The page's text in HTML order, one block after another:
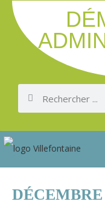
DÉCEMBRE